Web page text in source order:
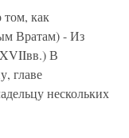
том, как
Вратам) - Из
В
главе
нескольких